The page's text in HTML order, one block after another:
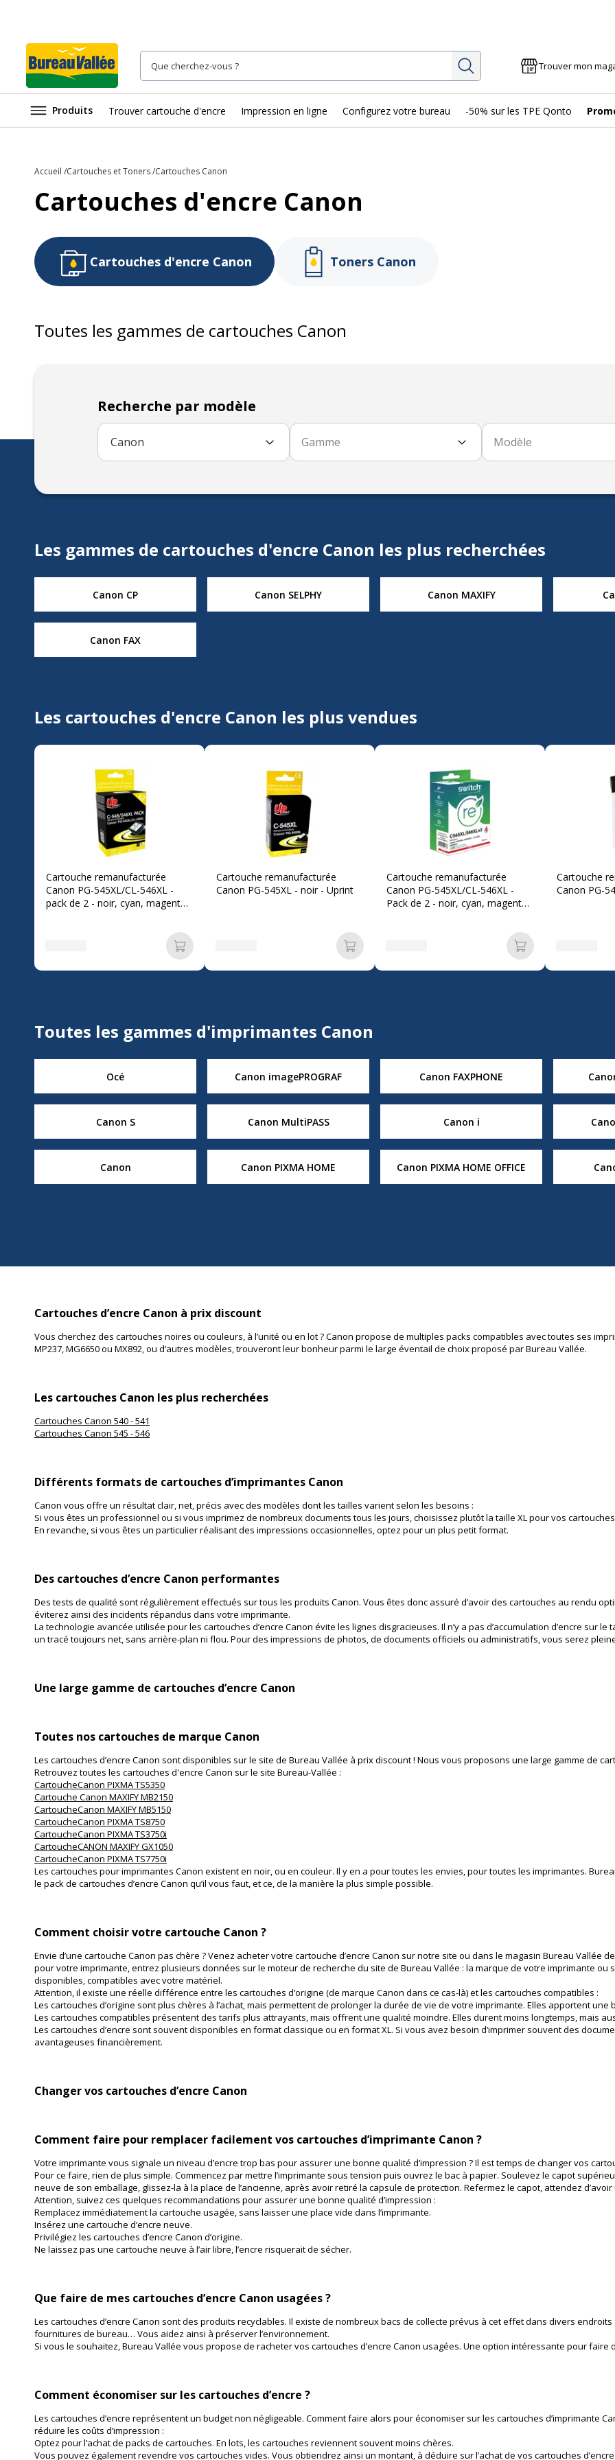
Rechercher Trouver mon
Produits Trouver cartouche d'encre Impression en ligne Configurez votre bureau -50% sur les TPE Qonto
Accueil Cartouches et Toners Cartouches Canon
Cartouches d'encre Canon
Cartouches d'encre Canon Toners Canon
Toutes les gammes de cartouches Canon
Recherche par modèle
Canon Gamme Modèle
Les gammes de cartouches d'encre Canon les plus recherchées
Canon CP Canon SELPHY Canon MAXIFY
Canon FAX
Les cartouches d'encre Canon les plus vendues
Cartouche remanufacturée
Canon PG-545XL/CL-546XL -
pack de 2 - noir, cyan, magenta,
Ajouter au panier
Cartouche remanufacturée
Canon PG-545XL - noir - Uprint
Ajouter au panier
Cartouche remanufacturée
Canon PG-545XL/CL-546XL -
Pack de 2 - noir, cyan, magenta,
Ajouter au panier
Cartouche
Canon PG-
Toutes les gammes d'imprimantes Canon
Océ Canon imagePROGRAF Canon FAXPHONE
Canon S Canon MultiPASS Canon i
Canon Canon PIXMA HOME Canon PIXMA HOME OFFICE
Cartouches d’encre Canon à prix discount
Vous cherchez des cartouches noires ou couleurs, à l’unité ou en lot ? Canon propose de multiples packs compatibles avec toutes ses
MP237, MG6650 ou MX892, ou d’autres modèles, trouveront leur bonheur parmi le large éventail de choix proposé par Bureau Vallée.
Les cartouches Canon les plus recherchées
Cartouches Canon 540 - 541
Cartouches Canon 545 - 546
Différents formats de cartouches d’imprimantes Canon
Canon vous offre un résultat clair, net, précis avec des modèles dont les tailles varient selon les besoins :
Si vous êtes un professionnel ou si vous imprimez de nombreux documents tous les jours, choisissez plutôt la taille XL pour vos cartouches
En revanche, si vous êtes un particulier réalisant des impressions occasionnelles, optez pour un plus petit format.
Des cartouches d’encre Canon performantes
Des tests de qualité sont régulièrement effectués sur tous les produits Canon. Vous êtes donc assuré d’avoir des cartouches au rendu
éviterez ainsi des incidents répandus dans votre imprimante.
La technologie avancée utilisée pour les cartouches d’encre Canon évite les lignes disgracieuses. Il n’y a pas d’accumulation d’encre sur
un tracé toujours net, sans arrière-plan ni flou. Pour des impressions de photos, de documents officiels ou administratifs, vous serez
Une large gamme de cartouches d’encre Canon
Toutes nos cartouches de marque Canon
Les cartouches d’encre Canon sont disponibles sur le site de Bureau Vallée à prix discount ! Nous vous proposons une large gamme de
Retrouvez toutes les cartouches d'encre Canon sur le site Bureau-Vallée :
CartoucheCanon PIXMA TS5350
Cartouche Canon MAXIFY MB2150
CartoucheCanon MAXIFY MB5150
CartoucheCanon PIXMA TS8750
CartoucheCanon PIXMA TS3750i
CartoucheCANON MAXIFY GX1050
CartoucheCanon PIXMA TS7750i
Les cartouches pour imprimantes Canon existent en noir, ou en couleur. Il y en a pour toutes les envies, pour toutes les imprimantes.
le pack de cartouches d’encre Canon qu’il vous faut, et ce, de la manière la plus simple possible.
Comment choisir votre cartouche Canon ?
Envie d’une cartouche Canon pas chère ? Venez acheter votre cartouche d’encre Canon sur notre site ou dans le magasin Bureau Vallée
pour votre imprimante, entrez plusieurs données sur le moteur de recherche du site de Bureau Vallée : la marque de votre imprimante
disponibles, compatibles avec votre matériel.
Attention, il existe une réelle différence entre les cartouches d’origine (de marque Canon dans ce cas-là) et les cartouches compatibles :
Les cartouches d’origine sont plus chères à l’achat, mais permettent de prolonger la durée de vie de votre imprimante. Elles apportent
Les cartouches compatibles présentent des tarifs plus attrayants, mais offrent une qualité moindre. Elles durent moins longtemps, mais
Les cartouches d’encre sont souvent disponibles en format classique ou en format XL. Si vous avez besoin d’imprimer souvent des
avantageuses financièrement.
Changer vos cartouches d’encre Canon
Comment faire pour remplacer facilement vos cartouches d’imprimante Canon ?
Votre imprimante vous signale un niveau d’encre trop bas pour assurer une bonne qualité d’impression ? Il est temps de changer vos
Pour ce faire, rien de plus simple. Commencez par mettre l’imprimante sous tension puis ouvrez le bac à papier. Soulevez le capot
neuve de son emballage, glissez-la à la place de l’ancienne, après avoir retiré la capsule de protection. Refermez le capot, attendez
Attention, suivez ces quelques recommandations pour assurer une bonne qualité d’impression :
Remplacez immédiatement la cartouche usagée, sans laisser une place vide dans l’imprimante.
Insérez une cartouche d’encre neuve.
Privilégiez les cartouches d’encre Canon d’origine.
Ne laissez pas une cartouche neuve à l’air libre, l’encre risquerait de sécher.
Que faire de mes cartouches d’encre Canon usagées ?
Les cartouches d’encre Canon sont des produits recyclables. Il existe de nombreux bacs de collecte prévus à cet effet dans divers
fournitures de bureau… Vous aidez ainsi à préserver l’environnement.
Si vous le souhaitez, Bureau Vallée vous propose de racheter vos cartouches d’encre Canon usagées. Une option intéressante pour
Comment économiser sur les cartouches d’encre ?
Les cartouches d’encre représentent un budget non négligeable. Comment faire alors pour économiser sur les cartouches d’imprimante
réduire les coûts d’impression :
Optez pour l’achat de packs de cartouches. En lots, les cartouches reviennent souvent moins chères.
Vous pouvez également revendre vos cartouches vides. Vous obtiendrez ainsi un montant, à déduire sur l’achat de vos cartouches